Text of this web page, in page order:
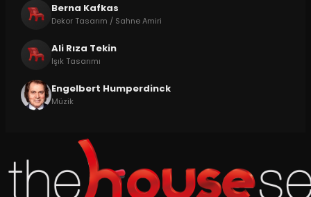
Berna Kafkas
Dekor Tasarım / Sahne Amiri
Ali Rıza Tekin
Işık Tasarımı
Engelbert Humperdinck
Müzik